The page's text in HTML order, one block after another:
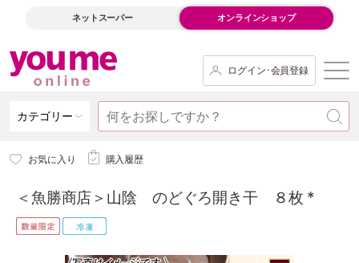
ネットスーパー オンラインショップ
ログイン･会員登録
カテゴリー
お気に入り 購入履歴
＜魚勝商店＞山陰 のどぐろ開き干 ８枚 *